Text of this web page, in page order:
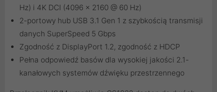
Hz) i 4K DCI (4096 x 2160 @ 60 Hz)
2-portowy hub USB 3.1 Gen 1 z szybkością transmisji
danych SuperSpeed 5 Gbps
Zgodność z DisplayPort 1.2, zgodność z HDCP
Pełna odpowiedź basów dla wysokiej jakości 2.1-
kanałowych systemów dźwięku przestrzennego